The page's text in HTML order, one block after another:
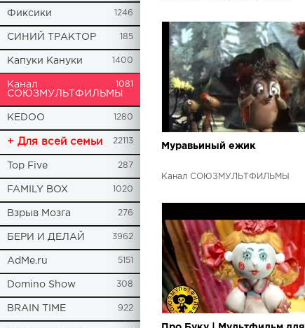
Фиксики 1246
СИНИЙ ТРАКТОР 185
Капуки Кануки 1400
Канал
СОЮЗМУЛЬТФИЛЬМЫ
1081
KEDOO 1280
+ Для всей семьи 22113
Top Five 287
FAMILY BOX 1020
Взрыв Мозга 276
БЕРИ И ДЕЛАЙ 3962
AdMe.ru 5151
Domino Show 308
BRAIN TIME 922
Муравьиный ежик
Канал СОЮЗМУЛЬТФИЛЬМЫ